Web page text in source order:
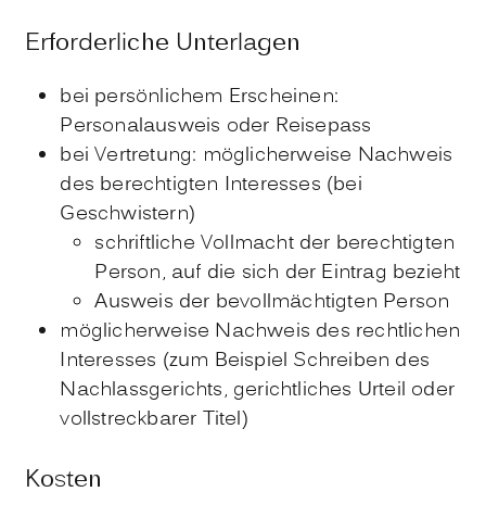
Erforderliche Unterlagen
bei persönlichem Erscheinen:
Personalausweis oder Reisepass
bei Vertretung: möglicherweise Nachweis
des berechtigten Interesses (bei
Geschwistern)
schriftliche Vollmacht der berechtigten
Person, auf die sich der Eintrag bezieht
Ausweis der bevollmächtigten Person
möglicherweise Nachweis des rechtlichen
Interesses (zum Beispiel Schreiben des
Nachlassgerichts, gerichtliches Urteil oder
vollstreckbarer Titel)
Kosten